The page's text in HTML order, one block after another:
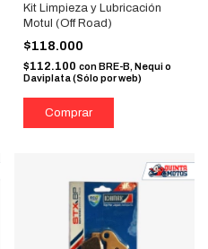
Kit Limpieza y Lubricación
Motul (Off Road)
$118.000
$112.100 con BRE-B, Nequi o
Daviplata (Sólo por web)